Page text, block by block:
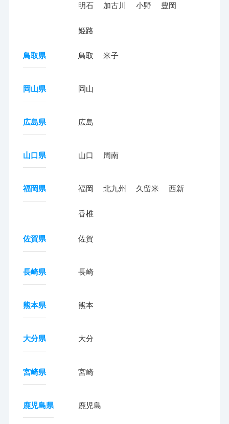
明石 加古川 小野 豊岡
姫路
鳥取県 鳥取 米子
岡山県 岡山
広島県 広島
山口県 山口 周南
福岡県 福岡 北九州 久留米 西新
香椎
佐賀県 佐賀
長崎県 長崎
熊本県 熊本
大分県 大分
宮崎県 宮崎
鹿児島県 鹿児島